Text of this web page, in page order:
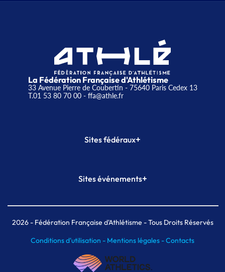
La Fédération Française d'Athlétisme
33 Avenue Pierre de Coubertin - 75640 Paris Cedex 13
T.01 53 80 70 00- ffa@athle.fr
Sites fédéraux+
Plateforme Formation
Sites événements+
Meeting de Paris indoor
MAIF Ekiden de Paris
2026- Fédération Française d'Athlétisme - Tous Droits Réservés
Conditions d'utilisation - Mentions légales -Contacts